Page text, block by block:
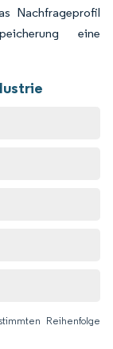
Nachfrageprofil
eine
Reihenfolge